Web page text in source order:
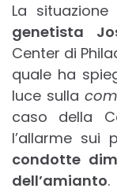
La
genetista
Center di
quale ha
luce sulla
caso della
l’allarme sui
condotte
dell’amianto.